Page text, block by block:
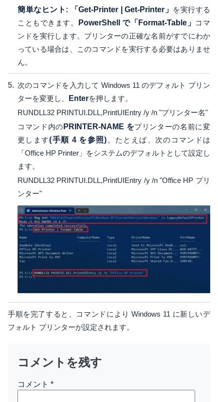
簡単なヒント:
「Get-Printer | Get-Printer」 を実行する
こともできます。
PowerShell で「Format-Table」 コマ
ンドを実行します。プリンターの正確な名前がすでにわか
っている場合は、このコマンドを実行する必要はありませ
ん。
次のコマンドを入力して Windows 11 のデフォルト プリン
ターを変更し、
Enterを押します。
RUNDLL32 PRINTUI.DLL,PrintUIEntry /y /n "プリンター名"
コマンド内の PRINTER-NAME をプリンターの名前に変
更します(手順 4 を参照) 。たとえば、次のコマンドは
「Office HP Printer」をシステムのデフォルトとして設定し
ます。
RUNDLL32 PRINTUI.DLL,PrintUIEntry /y /n "Office HP プリ
ンター"
手順を完了すると、コマンドにより Windows 11 に新しいデ
フォルト プリンターが設定されます。
コメントを残す
コメント *